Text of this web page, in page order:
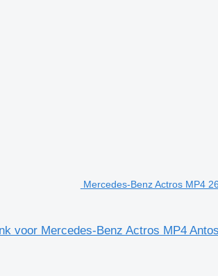
Mercedes-Benz Actros MP4
voor Mercedes-Benz Actros MP4